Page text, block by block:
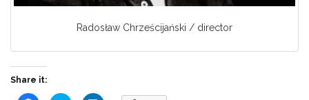
Radosław Chrześcijański / director
Share it: